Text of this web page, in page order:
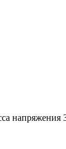
напряжения